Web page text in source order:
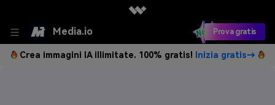
Media.io Prova gratis
Crea immagini IA illimitate. 100% gratis! Inizia gratis→